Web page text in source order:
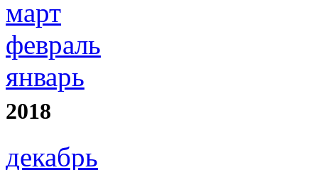
март
февраль
январь
2018
декабрь